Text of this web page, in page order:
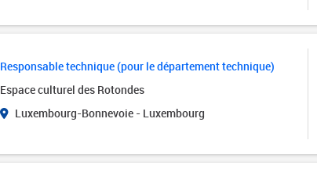
Responsable technique (pour le département technique)
Espace culturel des Rotondes
Luxembourg-Bonnevoie - Luxembourg